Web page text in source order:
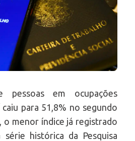
pessoas em ocupações
para 51,8% no segundo
o menor índice já registrado
histórica da Pesquisa